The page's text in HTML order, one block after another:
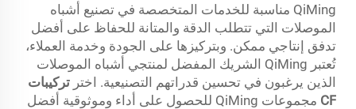
QiMing مناسبة للخدمات المتخصصة في تصنيع أشباه
الموصلات التي تتطلب الدقة والمتانة للحفاظ على أفضل
تدفق إنتاجي ممكن. وبتركيزها على الجودة وخدمة العملاء،
تُعتبر QiMing الشريك المفضل لمنتجي أشباه الموصلات
الذين يرغبون في تحسين قدراتهم التصنيعية. اختر تركيبات
CF
مجموعات QiMing للحصول على أداء وموثوقية أفضل